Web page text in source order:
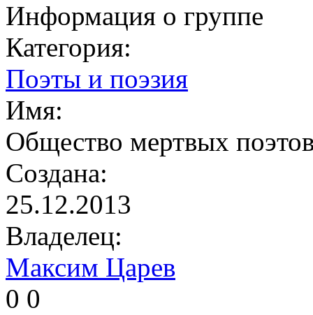
Информация о группе
Категория:
Поэты и поэзия
Имя:
Общество мертвых
Создана:
25.12.2013
Владелец:
Максим Царев
0 0